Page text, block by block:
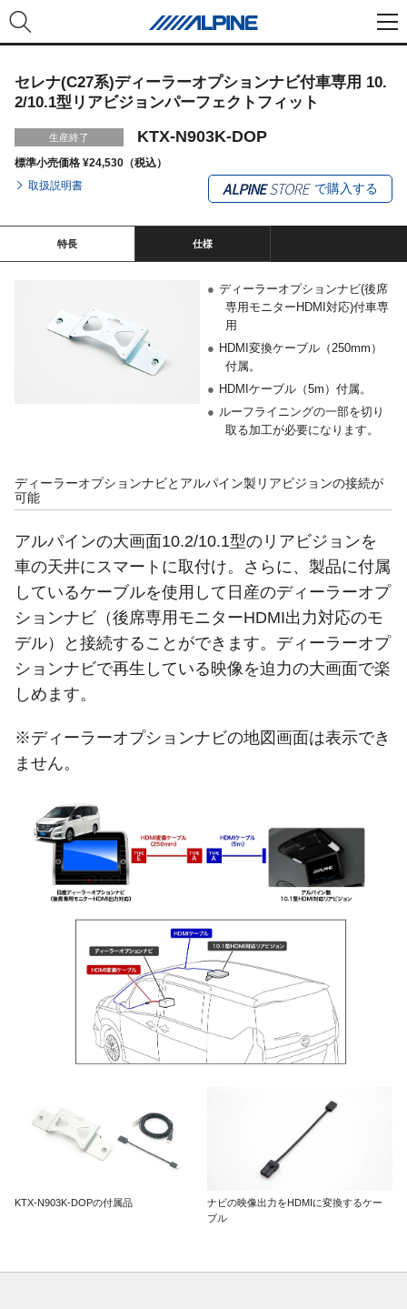
セレナ(C27系)ディーラーオプションナビ付車専用 10.
2/10.1型リアビジョンパーフェクトフィット
生産終了 KTX-N903K-DOP
標準小売価格 ¥24,530（税込）
取扱説明書
で購入する
特長 仕様
● ディーラーオプションナビ(後席
専用モニターHDMI対応)付車専
用
● HDMI変換ケーブル（250mm）
付属。
● HDMIケーブル（5m）付属。
● ルーフライニングの一部を切り
取る加工が必要になります。
ディーラーオプションナビとアルパイン製リアビジョンの接続が
可能
アルパインの大画面10.2/10.1型のリアビジョンを
車の天井にスマートに取付け。さらに、製品に付属
しているケーブルを使用して日産のディーラーオプ
ションナビ（後席専用モニターHDMI出力対応のモ
デル）と接続することができます。ディーラーオプ
ションナビで再生している映像を迫力の大画面で楽
しめます。
※ディーラーオプションナビの地図画面は表示でき
ません。
KTX-N903K-DOPの付属品
ナビの映像出力をHDMIに変換するケー
ブル